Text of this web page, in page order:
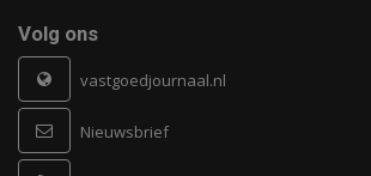
Volg ons
vastgoedjournaal.nl
Nieuwsbrief